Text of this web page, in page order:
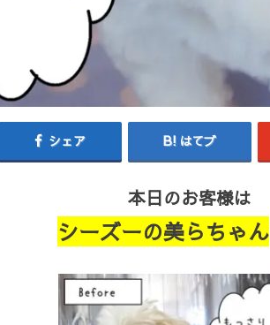
シェア はてブ
本日のお客様は
シーズーの美らちゃん